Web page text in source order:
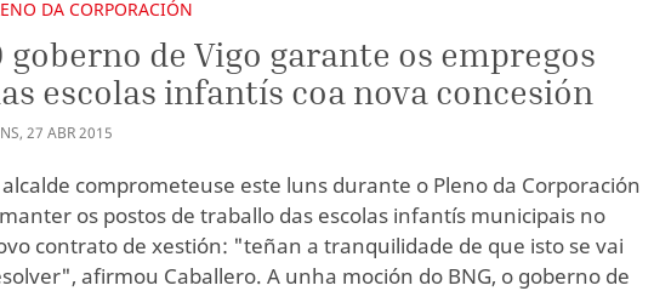
DA CORPORACIÓN
goberno de Vigo garante os empregos
escolas infantís coa nova concesión
,27 ABR2015
alcalde comprometeuse este luns durante o Pleno da Corporación
os postos de traballo das escolas infantís municipais no
contrato de xestión: "teñan a tranquilidade de que isto se vai
afirmou Caballero. A unha moción do BNG, o goberno de